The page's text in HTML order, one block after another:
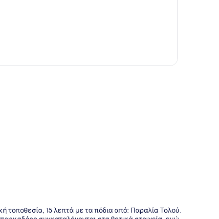
τοποθεσία, 15 λεπτά με τα πόδια από: Παραλία Τολού.